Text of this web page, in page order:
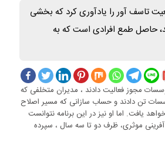
تاسف آور را یادآوری کرد که بخشی
حاصل طمع افرادی است که به
مجوز فعالیت دادند ، مدیران متخلفی که
تن دادند و حساب سازانی که مسیر اصلاح
یافت. اما او نیز در این برنامه نتوانست
موثری، ظرف دو تا سه سال ، سپرده